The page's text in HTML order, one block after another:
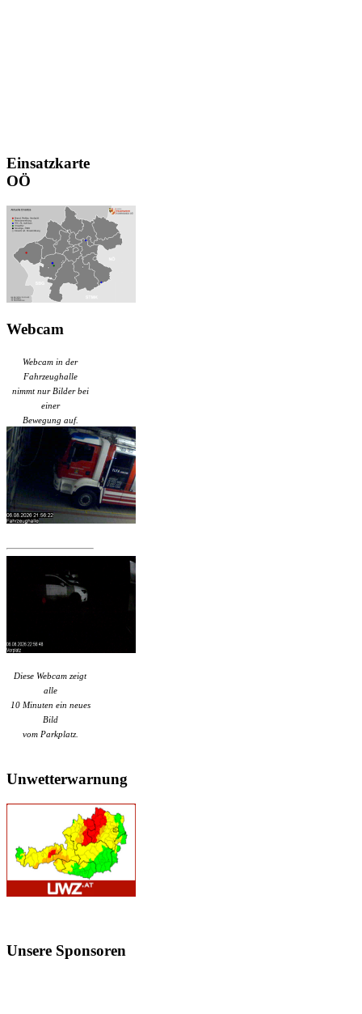
Einsatzkarte
OÖ
Webcam
Webcam in der
Fahrzeughalle
nimmt nur Bilder bei
einer
Bewegung auf.
Diese Webcam zeigt
alle
10 Minuten ein neues
Bild
vom Parkplatz.
Unwetterwarnung
Unsere Sponsoren